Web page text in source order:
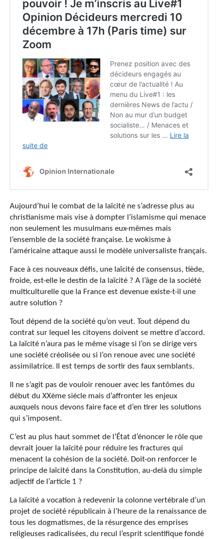
Aujourd’hui le combat de la laïcité ne s’adresse plus au
christianisme mais vise à dompter l’islamisme qui menace
non seulement les musulmans eux-mêmes mais
l’ensemble de la société française. Le wokisme à
l’américaine attaque aussi le modèle universaliste français.
Face à ces nouveaux défis, une laïcité de consensus, tiède,
froide, est-elle le destin de la laïcité ? A l’âge de la société
multiculturelle que la France est devenue existe-t-il une
autre solution ?
Tout dépend de la société qu’on veut. Tout dépend du
contrat sur lequel les citoyens doivent se mettre d’accord.
La laïcité n’aura pas le même visage si l’on se dirige vers
une société créolisée ou si l’on renoue avec une société
assimilatrice. Il est temps de sortir des faux semblants.
Il ne s’agit pas de vouloir renouer avec les fantômes du
début du XXème siècle mais d’affronter les enjeux
auxquels nous devons faire face et d’en tirer les solutions
qui s’imposent.
C’est au plus haut sommet de l’État d’énoncer le rôle que
devrait jouer la laïcité pour réduire les fractures qui
menacent la cohésion de la société. Doit-on renforcer le
principe de laïcité dans la Constitution, au-delà du simple
adjectif de l’article 1 ?
La laïcité a vocation à redevenir la colonne vertébrale d’un
projet de société républicain à l’heure de la renaissance de
tous les dogmatismes, de la résurgence des emprises
religieuses radicalisées, du recul l’esprit scientifique fondé